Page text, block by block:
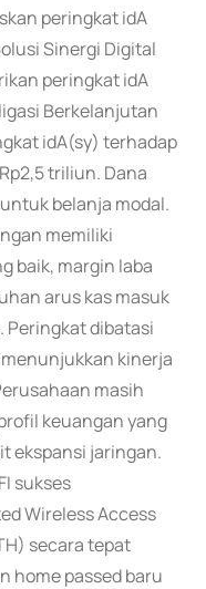
peringkat idA
Sinergi Digital
peringkat idA
Berkelanjutan
idA(sy) terhadap
triliun. Dana
belanja modal.
memiliki
baik, margin laba
arus kas masuk
Peringkat dibatasi
kinerja
masih
keuangan yang
ekspansi jaringan.
sukses
Wireless Access
secara tepat
home passed baru